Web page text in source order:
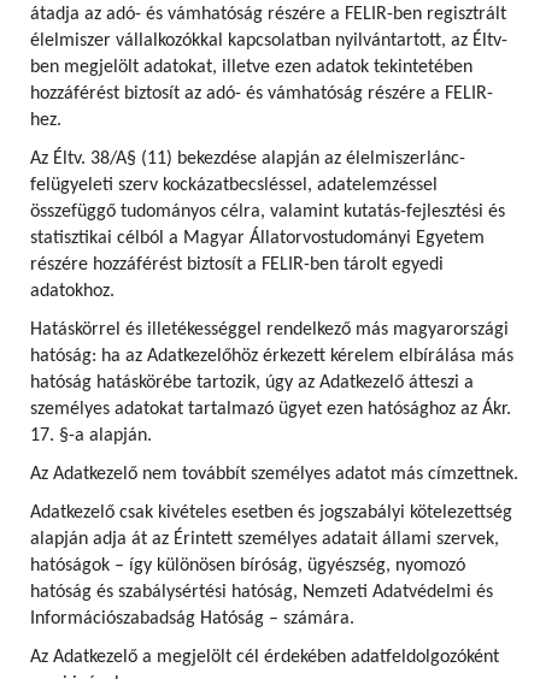
átadja az adó- és vámhatóság részére a FELIR-ben regisztrált
élelmiszer vállalkozókkal kapcsolatban nyilvántartott, az Éltv-
ben megjelölt adatokat, illetve ezen adatok tekintetében
hozzáférést biztosít az adó- és vámhatóság részére a FELIR-
hez.
Az Éltv. 38/A§ (11) bekezdése alapján az élelmiszerlánc-
felügyeleti szerv kockázatbecsléssel, adatelemzéssel
összefüggő tudományos célra, valamint kutatás-fejlesztési és
statisztikai célból a Magyar Állatorvostudományi Egyetem
részére hozzáférést biztosít a FELIR-ben tárolt egyedi
adatokhoz.
Hatáskörrel és illetékességgel rendelkező más magyarországi
hatóság: ha az Adatkezelőhöz érkezett kérelem elbírálása más
hatóság hatáskörébe tartozik, úgy az Adatkezelő átteszi a
személyes adatokat tartalmazó ügyet ezen hatósághoz az Ákr.
17. §-a alapján.
Az Adatkezelő nem továbbít személyes adatot más címzettnek.
Adatkezelő csak kivételes esetben és jogszabályi kötelezettség
alapján adja át az Érintett személyes adatait állami szervek,
hatóságok – így különösen bíróság, ügyészség, nyomozó
hatóság és szabálysértési hatóság, Nemzeti Adatvédelmi és
Információszabadság Hatóság – számára.
Az Adatkezelő a megjelölt cél érdekében adatfeldolgozóként